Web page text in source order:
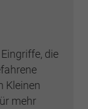
die
Kleinen
mehr